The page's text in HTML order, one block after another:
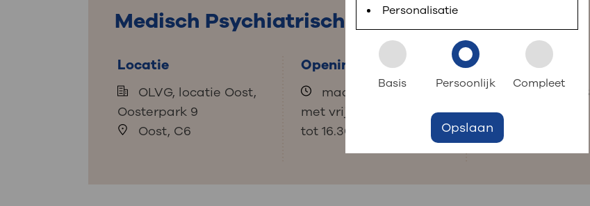
Uw bezoek aan OLVG
Uw verblijf in OLVG
steeds verder uit, zodat u zelf meer digitaal kunt regelen. Met MijnOLVG kunnen
we u sneller helpen.
Direct naar MijnOLVG Lees meer
Medisch Psychiatrische Unit
Locatie
OLVG, locatie Oost,
Oosterpark 9
Oost, C6
Openingstijden
maandag tot en
met vrijdag van 9.00
tot 16.30 uur
Contact
020 599 29 98
Personalisatie
Basis Persoonlijk Compleet
Opslaan